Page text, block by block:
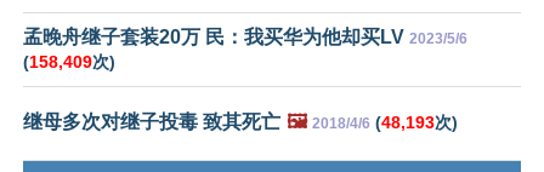
孟晚舟继子套装20万 民：我买华为他却买LV 2023/5/6
(158,409次)
继母多次对继子投毒 致其死亡 🖼️ 2018/4/6 (48,193次)